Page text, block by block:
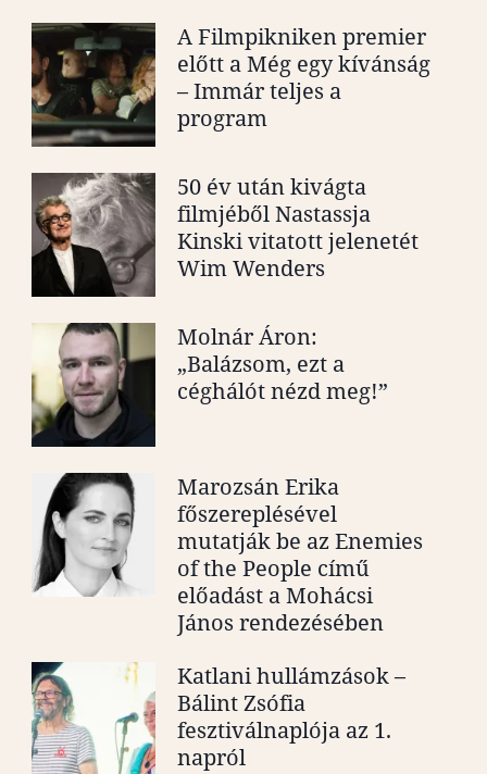
A Filmpikniken premier
előtt a Még egy kívánság
– Immár teljes a
program
50 év után kivágta
filmjéből Nastassja
Kinski vitatott jelenetét
Wim Wenders
Molnár Áron:
„Balázsom, ezt a
céghálót nézd meg!”
Marozsán Erika
főszereplésével
mutatják be az Enemies
of the People című
előadást a Mohácsi
János rendezésében
Katlani hullámzások –
Bálint Zsófia
fesztiválnaplója az 1.
napról